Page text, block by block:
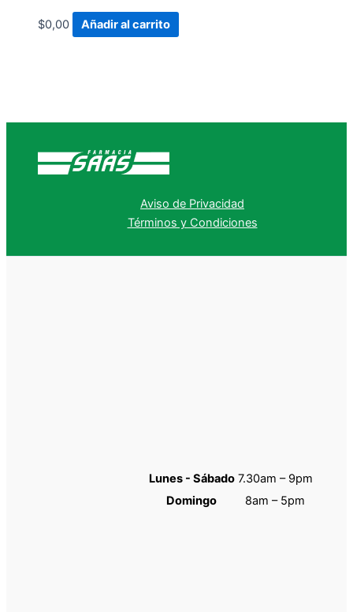
$0,00 Añadir al carrito
Aviso de Privacidad
Términos y Condiciones
Lunes - Sábado 7.30am – 9pm
Domingo
8am – 5pm